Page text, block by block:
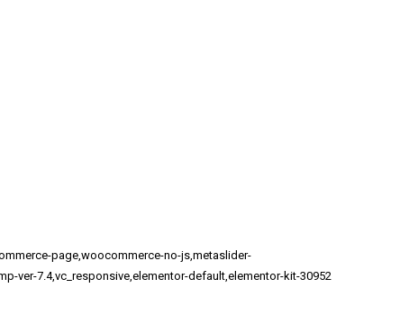
page,woocommerce-no-js,metaslider-
ver-7.4,vc_responsive,elementor-default,elementor-kit-30952